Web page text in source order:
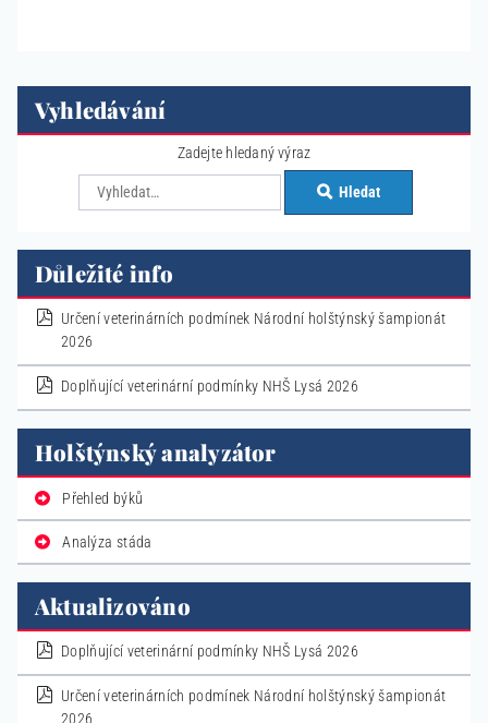
Vyhledávání
Zadejte hledaný výraz
Hledat
Důležité info
pdf
Určení veterinárních podmínek Národní holštýnský šampionát
2026
pdf
Doplňující veterinární podmínky NHŠ Lysá 2026
Holštýnský analyzátor
Přehled býků
Analýza stáda
Aktualizováno
pdf
Doplňující veterinární podmínky NHŠ Lysá 2026
pdf
Určení veterinárních podmínek Národní holštýnský šampionát
2026